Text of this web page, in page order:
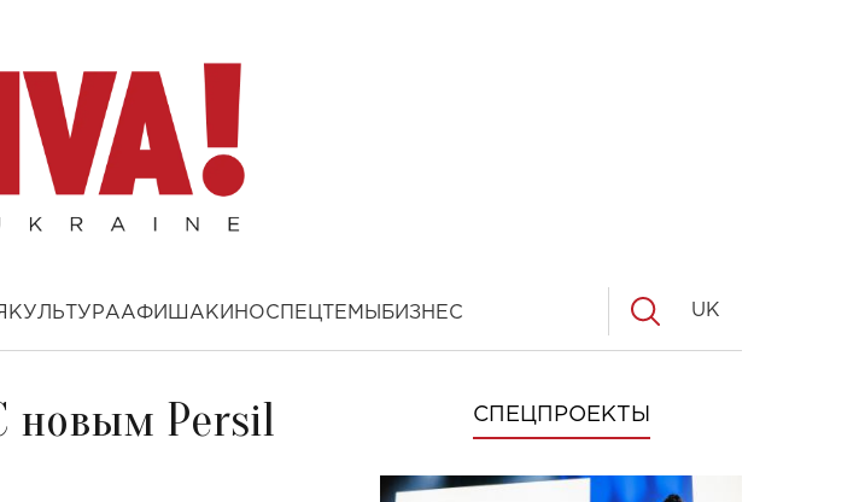
КУЛЬТУРААФИША КИНОСПЕЦТЕМЫ БИЗНЕС UK
новым Persil
СПЕЦПРОЕКТЫ